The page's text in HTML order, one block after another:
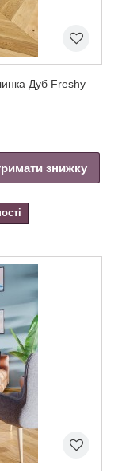
Дуб Freshy
знижку